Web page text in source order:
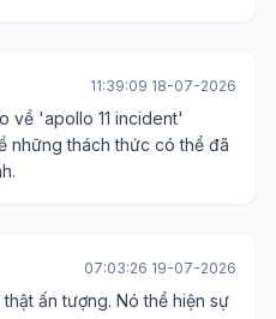
11:39:09 18-07-2026
về 'apollo 11 incident'
những thách thức có thể đã
07:03:26 19-07-2026
ấn tượng. Nó thể hiện sự